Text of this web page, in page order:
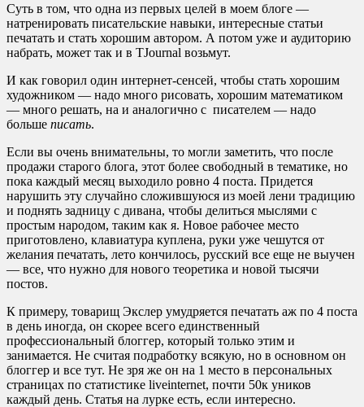
Суть в том, что одна из первых целей в моем блоге —
натренировать писательские навыки, интересные статьи
печатать и стать хорошим автором. А потом уже и аудиторию
набрать, может так и в TJournal возьмут.
И как говорил один интернет-сенсей, чтобы стать хорошим
художником — надо много рисовать, хорошим математиком
— много решать, на и аналогично с писателем — надо
больше писать.
Если вы очень внимательны, то могли заметить, что после
продажи старого блога, этот более свободный в тематике, но
пока каждый месяц выходило ровно 4 поста. Придется
нарушить эту случайно сложившуюся из моей лени традицию
и поднять задницу с дивана, чтобы делиться мыслями с
простым народом, таким как я. Новое рабочее место
приготовлено, клавиатура куплена, руки уже чешутся от
желания печатать, лето кончилось, русский все еще не выучен
— все, что нужно для нового теоретика и новой тысячи
постов.
К примеру, товарищ Экслер умудряется печатать аж по 4 поста
в день иногда, он скорее всего единственный
профессиональный блоггер, который только этим и
занимается. Не считая подработку всякую, но в основном он
блоггер и все тут. Не зря же он на 1 место в персональных
страницах по статистике liveinternet, почти 50к уников
каждый день. Статья на лурке есть, если интересно.